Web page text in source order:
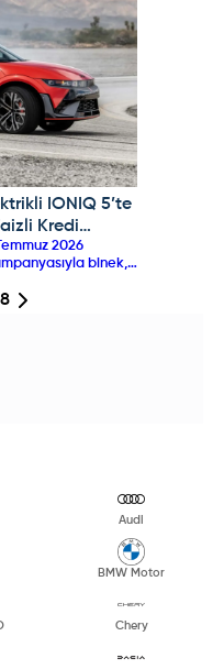
IONIQ 5’te
Kredi
2026
binek,
sunuyor.
IONIQ 5
uygulanırken;
Audi
BMW Motor
Chery